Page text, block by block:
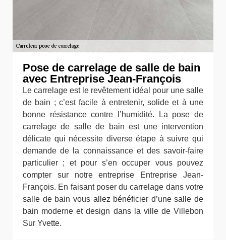
Pose de carrelage de salle de bain
avec Entreprise Jean-François
Le carrelage est le revêtement idéal pour une salle
de bain ; c’est facile à entretenir, solide et à une
bonne résistance contre l’humidité. La pose de
carrelage de salle de bain est une intervention
délicate qui nécessite diverse étape à suivre qui
demande de la connaissance et des savoir-faire
particulier ; et pour s’en occuper vous pouvez
compter sur notre entreprise Entreprise Jean-
François. En faisant poser du carrelage dans votre
salle de bain vous allez bénéficier d’une salle de
bain moderne et design dans la ville de Villebon
Sur Yvette.